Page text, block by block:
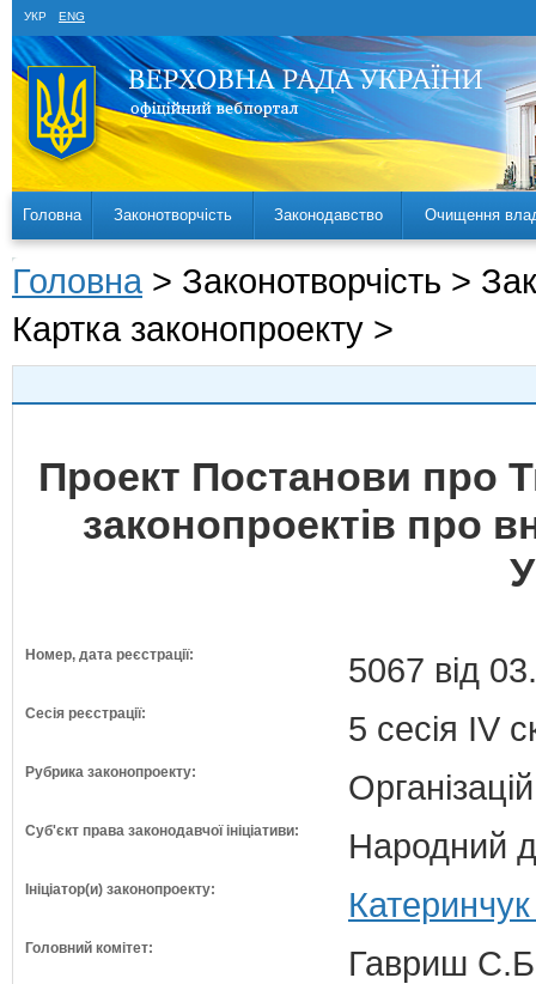
УКР ENG
Головна Законотворчість Законодавство Очищення
Головна > Законотворчість >
Картка законопроекту >
Проект Постанови про
законопроектів про
Номер, дата реєстрації: 5067 від
Сесія реєстрації: 5 сесія IV
Рубрика законопроекту:
Суб'єкт права законодавчої ініціативи: Народний
Ініціатор(и) законопроекту:
Головний комітет:
Гавриш